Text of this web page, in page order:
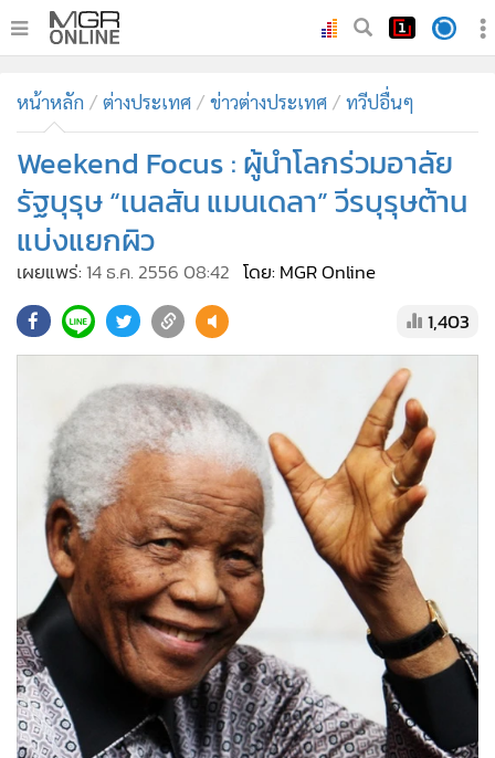
ทันเหตุการณ์
• ภาคใต้
• ภูมิภาค
Online Section
• บันเทิง
• คอลัมนิสต์
• ละคร
CbizReview
Cyber BIZ
ผู้จัดกวน
Good health & Well-being
Green Innovation & SD
Management & HR
MGR Live
• Infographic
• การเมือง
• ท่องเที่ยว
• กีฬา
หน้าหลัก ต่างประเทศ ข่าวต่างประเทศ ทวีปอื่นๆ
Weekend Focus : ผู้นำโลกร่วมอาลัย
รัฐบุรุษ “เนลสัน แมนเดลา” วีรบุรุษต้าน
แบ่งแยกผิว
เผยแพร่: 14 ธ.ค. 2556 08:42 โดย: MGR Online
1,403